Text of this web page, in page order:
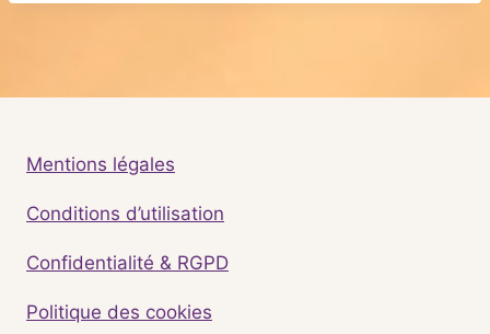
Mentions légales
Conditions d’utilisation
Confidentialité & RGPD
Politique des cookies